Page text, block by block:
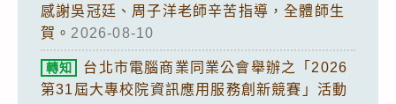
感謝吳冠廷、周子洋老師辛苦指導，全體師生
賀。 2026-08-10
轉知
台北市電腦商業同業公會舉辦之「2026
第31屆大專校院資訊應用服務創新競賽」活動